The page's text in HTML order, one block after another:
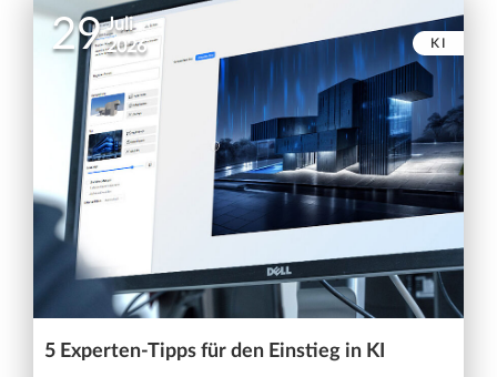
29 Juli
2026
KI
5 Experten-Tipps für den Einstieg in KI